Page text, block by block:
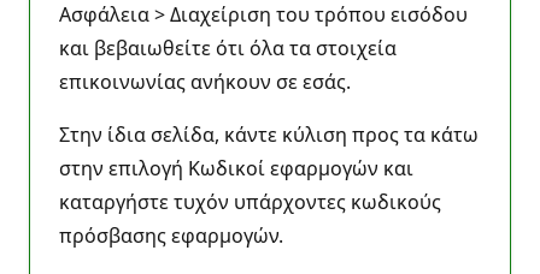
Ασφάλεια > Διαχείριση του τρόπου εισόδου
και βεβαιωθείτε ότι όλα τα στοιχεία
επικοινωνίας ανήκουν σε εσάς.
Στην ίδια σελίδα, κάντε κύλιση προς τα κάτω
στην επιλογή Κωδικοί εφαρμογών και
καταργήστε τυχόν υπάρχοντες κωδικούς
πρόσβασης εφαρμογών.